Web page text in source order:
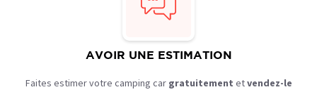
AVOIR UNE ESTIMATION
Faites estimer votre camping car gratuitement etvendez-le